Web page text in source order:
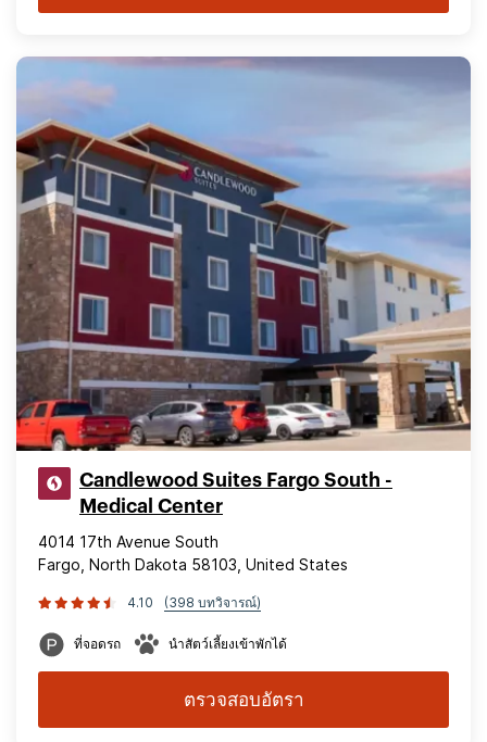
Candlewood Suites Fargo South -
Medical Center
4014 17th Avenue South
Fargo, North Dakota 58103, United States
4.10 (398 บทวิจารณ์)
ที่จอดรถ นำสัตว์เลี้ยงเข้าพักได้
ตรวจสอบอัตรา